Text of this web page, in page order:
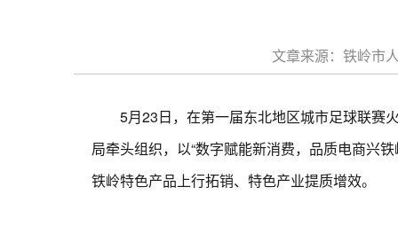
文章来源：铁岭市
5月23日，在第一届东北地区城市足球联赛火
局牵头组织，以“数字赋能新消费，品质电商兴
铁岭特色产品上行拓销、特色产业提质增效。